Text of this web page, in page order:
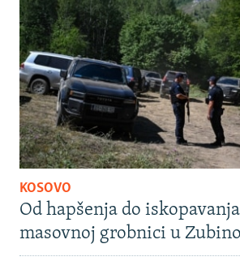
KOSOVO
Od hapšenja do
masovnoj grobnici u